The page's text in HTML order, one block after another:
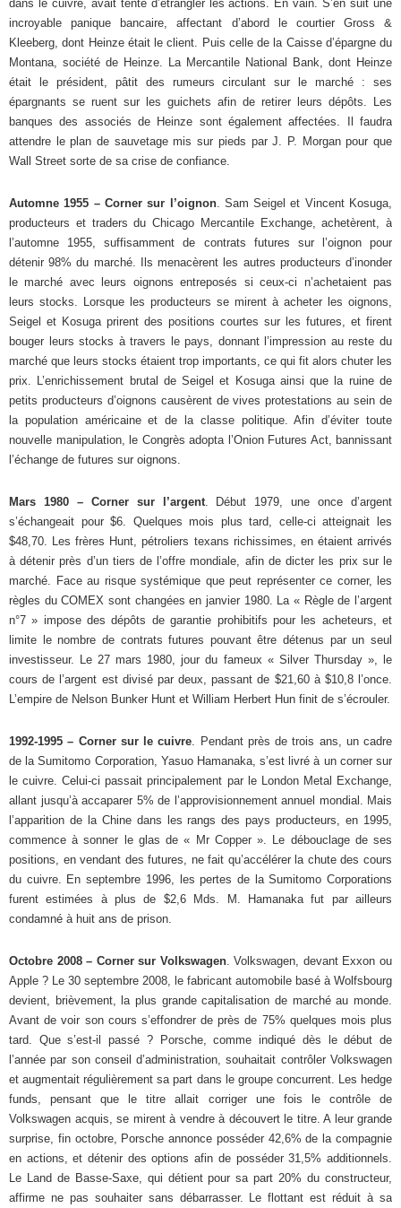
dans le cuivre, avait tenté d’étrangler les actions. En vain. S’en suit une
incroyable panique bancaire, affectant d’abord le courtier Gross &
Kleeberg, dont Heinze était le client. Puis celle de la Caisse d’épargne du
Montana, société de Heinze. La Mercantile National Bank, dont Heinze
était le président, pâtit des rumeurs circulant sur le marché : ses
épargnants se ruent sur les guichets afin de retirer leurs dépôts. Les
banques des associés de Heinze sont également affectées. Il faudra
attendre le plan de sauvetage mis sur pieds par J. P. Morgan pour que
Wall Street sorte de sa crise de confiance.
Automne 1955 – Corner sur l’oignon. Sam Seigel et Vincent Kosuga,
producteurs et traders du Chicago Mercantile Exchange, achetèrent, à
l’automne 1955, suffisamment de contrats futures sur l’oignon pour
détenir 98% du marché. Ils menacèrent les autres producteurs d’inonder
le marché avec leurs oignons entreposés si ceux-ci n’achetaient pas
leurs stocks. Lorsque les producteurs se mirent à acheter les oignons,
Seigel et Kosuga prirent des positions courtes sur les futures, et firent
bouger leurs stocks à travers le pays, donnant l’impression au reste du
marché que leurs stocks étaient trop importants, ce qui fit alors chuter les
prix. L’enrichissement brutal de Seigel et Kosuga ainsi que la ruine de
petits producteurs d’oignons causèrent de vives protestations au sein de
la population américaine et de la classe politique. Afin d’éviter toute
nouvelle manipulation, le Congrès adopta l’Onion Futures Act, bannissant
l’échange de futures sur oignons.
Mars 1980 – Corner sur l’argent. Début 1979, une once d’argent
s’échangeait pour $6. Quelques mois plus tard, celle-ci atteignait les
$48,70. Les frères Hunt, pétroliers texans richissimes, en étaient arrivés
à détenir près d’un tiers de l’offre mondiale, afin de dicter les prix sur le
marché. Face au risque systémique que peut représenter ce corner, les
règles du COMEX sont changées en janvier 1980. La « Règle de l’argent
n°7 » impose des dépôts de garantie prohibitifs pour les acheteurs, et
limite le nombre de contrats futures pouvant être détenus par un seul
investisseur. Le 27 mars 1980, jour du fameux « Silver Thursday », le
cours de l’argent est divisé par deux, passant de $21,60 à $10,8 l’once.
L’empire de Nelson Bunker Hunt et William Herbert Hun finit de s’écrouler.
1992-1995 – Corner sur le cuivre . Pendant près de trois ans, un cadre
de la Sumitomo Corporation, Yasuo Hamanaka, s’est livré à un corner sur
le cuivre. Celui-ci passait principalement par le London Metal Exchange,
allant jusqu’à accaparer 5% de l’approvisionnement annuel mondial. Mais
l’apparition de la Chine dans les rangs des pays producteurs, en 1995,
commence à sonner le glas de « Mr Copper ». Le débouclage de ses
positions, en vendant des futures, ne fait qu’accélérer la chute des cours
du cuivre. En septembre 1996, les pertes de la Sumitomo Corporations
furent estimées à plus de $2,6 Mds. M. Hamanaka fut par ailleurs
condamné à huit ans de prison.
Octobre 2008 – Corner sur Volkswagen. Volkswagen, devant Exxon ou
Apple ? Le 30 septembre 2008, le fabricant automobile basé à Wolfsbourg
devient, brièvement, la plus grande capitalisation de marché au monde.
Avant de voir son cours s’effondrer de près de 75% quelques mois plus
tard. Que s’est-il passé ? Porsche, comme indiqué dès le début de
l’année par son conseil d’administration, souhaitait contrôler Volkswagen
et augmentait régulièrement sa part dans le groupe concurrent. Les hedge
funds, pensant que le titre allait corriger une fois le contrôle de
Volkswagen acquis, se mirent à vendre à découvert le titre. A leur grande
surprise, fin octobre, Porsche annonce posséder 42,6% de la compagnie
en actions, et détenir des options afin de posséder 31,5% additionnels.
Le Land de Basse-Saxe, qui détient pour sa part 20% du constructeur,
affirme ne pas souhaiter sans débarrasser. Le flottant est réduit à sa